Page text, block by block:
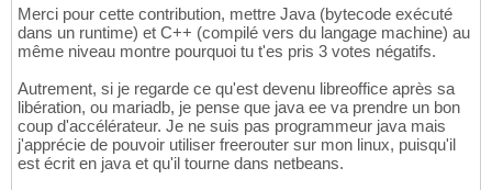
Merci pour cette contribution, mettre Java (bytecode exécuté
dans un runtime) et C++ (compilé vers du langage machine) au
même niveau montre pourquoi tu t'es pris 3 votes négatifs.
Autrement, si je regarde ce qu'est devenu libreoffice après sa
libération, ou mariadb, je pense que java ee va prendre un bon
coup d'accélérateur. Je ne suis pas programmeur java mais
j'apprécie de pouvoir utiliser freerouter sur mon linux, puisqu'il
est écrit en java et qu'il tourne dans netbeans.